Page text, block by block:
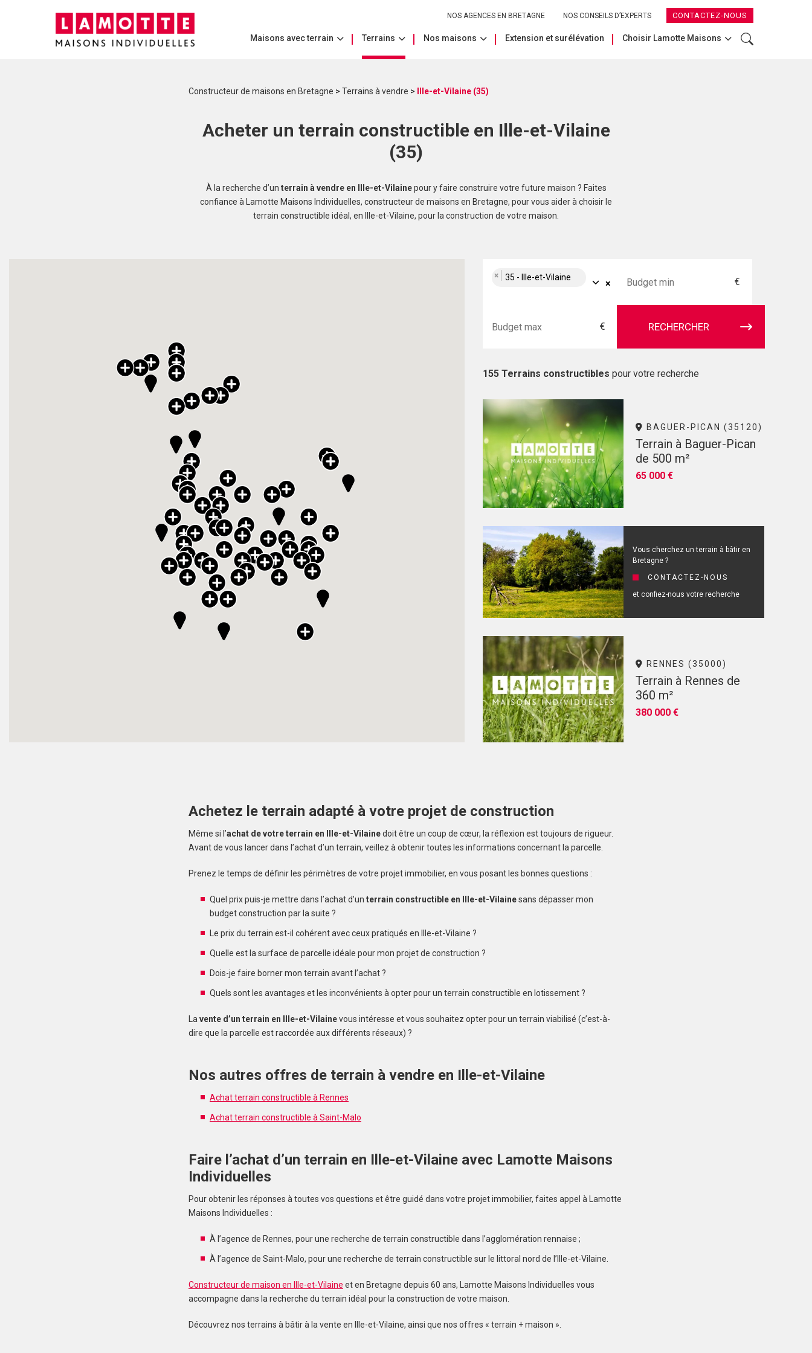
NOS AGENCES EN BRETAGNE NOS CONSEILS D’EXPERTS CONTACTEZ-NOUS
Maisons avec terrain Terrains Nos maisons Extension et surélévation Choisir Lamotte Maisons
Constructeur de maisons en Bretagne > Terrains à vendre > Ille-et-Vilaine (35)
Acheter un terrain constructible en Ille-et-Vilaine
(35)
À la recherche d’un terrain à vendre en Ille-et-Vilainepour y faire construire votre future maison ? Faites
confiance à Lamotte Maisons Individuelles, constructeur de maisons en Bretagne, pour vous aider à choisir le
terrain constructible idéal, en Ille-et-Vilaine, pour la construction de votre maison.
×
× 35 - Ille-et-Vilaine €
€ RECHERCHER
155 Terrains constructibles pour votre recherche
BAGUER-PICAN (35120)
Terrain à Baguer-Pican
de 500 m²
65 000 €
Vous cherchez un terrain à bâtir en
Bretagne ?
CONTACTEZ-NOUS
et confiez-nous votre recherche
RENNES (35000)
Terrain à Rennes de
360 m²
380 000 €
alerte et ne manquez aucun bien correspondant à votre
Achetez le terrain adapté à votre projet de construction
Même si l’achat de votre terrain en Ille-et-Vilainedoit être un coup de cœur, la réflexion est toujours de rigueur.
Avant de vous lancer dans l’achat d’un terrain, veillez à obtenir toutes les informations concernant la parcelle.
Prenez le temps de définir les périmètres de votre projet immobilier, en vous posant les bonnes questions :
Quel prix puis-je mettre dans l’achat d’un terrain constructible en Ille-et-Vilainesans dépasser mon
budget construction par la suite ?
Le prix du terrain est-il cohérent avec ceux pratiqués en Ille-et-Vilaine ?
Quelle est la surface de parcelle idéale pour mon projet de construction ?
Dois-je faire borner mon terrain avant l’achat ?
Quels sont les avantages et les inconvénients à opter pour un terrain constructible en lotissement ?
La vente d’un terrain en Ille-et-Vilainevous intéresse et vous souhaitez opter pour un terrain viabilisé (c’est-à-
dire que la parcelle est raccordée aux différents réseaux) ?
Nos autres offres de terrain à vendre en Ille-et-Vilaine
Achat terrain constructible à Rennes
Achat terrain constructible à Saint-Malo
Faire l’achat d’un terrain en Ille-et-Vilaine avec Lamotte Maisons
Individuelles
Pour obtenir les réponses à toutes vos questions et être guidé dans votre projet immobilier, faites appel à Lamotte
Maisons Individuelles :
À l’agence de Rennes, pour une recherche de terrain constructible dans l’agglomération rennaise ;
À l’agence de Saint-Malo, pour une recherche de terrain constructible sur le littoral nord de l’Ille-et-Vilaine.
Constructeur de maison en Ille-et-Vilaine et en Bretagne depuis 60 ans, Lamotte Maisons Individuelles vous
accompagne dans la recherche du terrain idéal pour la construction de votre maison.
Découvrez nos terrains à bâtir à la vente en Ille-et-Vilaine, ainsi que nos offres « terrain + maison ».